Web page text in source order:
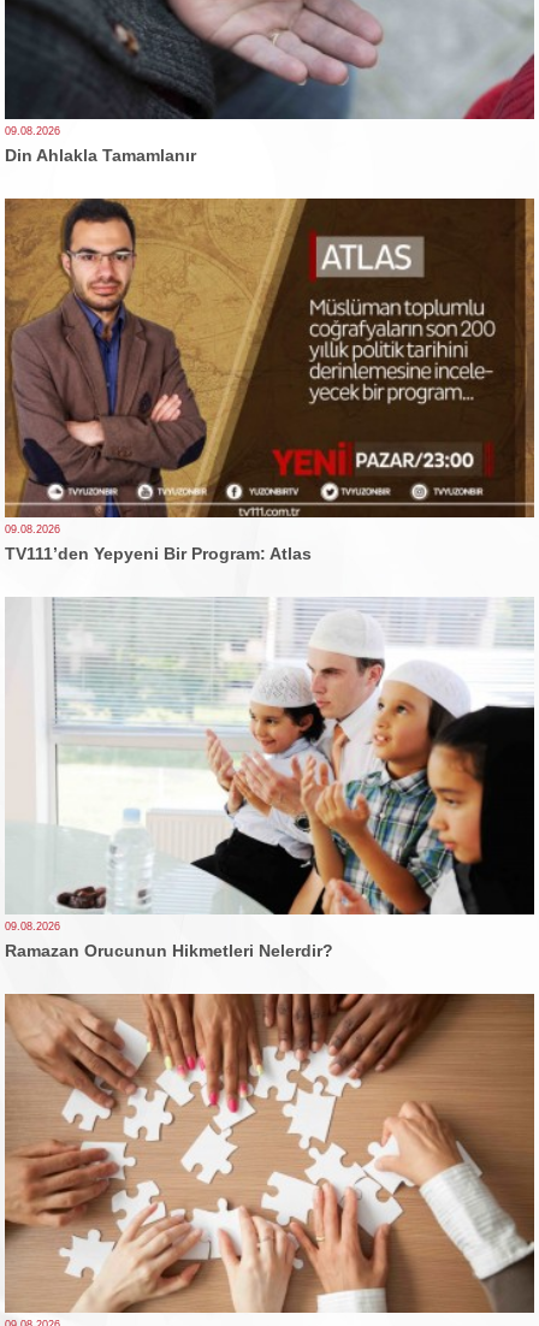
09.08.2026
Din Ahlakla Tamamlanır
09.08.2026
TV111’den Yepyeni Bir Program: Atlas
09.08.2026
Ramazan Orucunun Hikmetleri Nelerdir?